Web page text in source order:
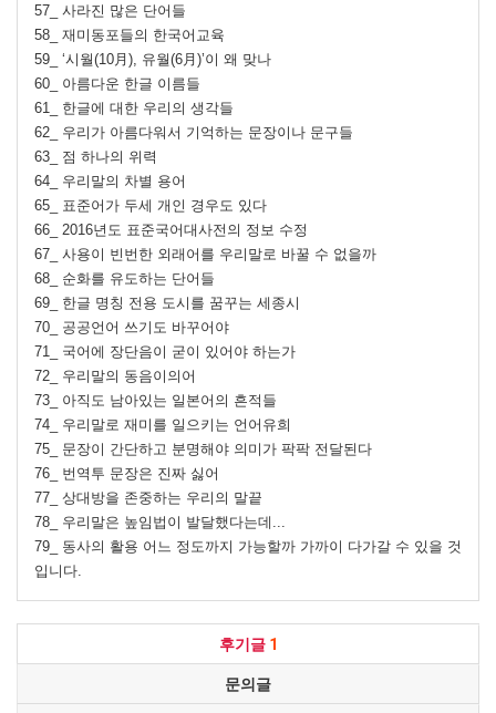
57_ 사라진 많은 단어들
58_ 재미동포들의 한국어교육
59_ ‘시월(10月), 유월(6月)’이 왜 맞나
60_ 아름다운 한글 이름들
61_ 한글에 대한 우리의 생각들
62_ 우리가 아름다워서 기억하는 문장이나 문구들
63_ 점 하나의 위력
64_ 우리말의 차별 용어
65_ 표준어가 두세 개인 경우도 있다
66_ 2016년도 표준국어대사전의 정보 수정
67_ 사용이 빈번한 외래어를 우리말로 바꿀 수 없을까
68_ 순화를 유도하는 단어들
69_ 한글 명칭 전용 도시를 꿈꾸는 세종시
70_ 공공언어 쓰기도 바꾸어야
71_ 국어에 장단음이 굳이 있어야 하는가
72_ 우리말의 동음이의어
73_ 아직도 남아있는 일본어의 흔적들
74_ 우리말로 재미를 일으키는 언어유희
75_ 문장이 간단하고 분명해야 의미가 팍팍 전달된다
76_ 번역투 문장은 진짜 싫어
77_ 상대방을 존중하는 우리의 말끝
78_ 우리말은 높임법이 발달했다는데...
79_ 동사의 활용 어느 정도까지 가능할까 가까이 다가갈 수 있을 것
입니다.
후기글 1
문의글